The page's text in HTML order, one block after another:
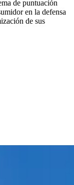
de puntuación
en la defensa
de sus